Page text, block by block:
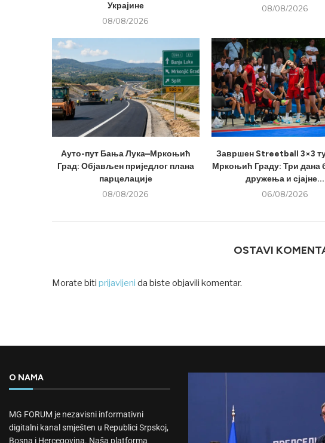
Украјине
08/08/2026
08/08/2026
Ауто-пут Бања Лука–Мркоњић
Град: Објављен приједлог плана
парцелације
08/08/2026
Завршен Streetball 3×3
Мркоњић Граду: Три дана
дружења и сјајне...
06/08/2026
OSTAVI
Morate biti prijavljeni da biste objavili komentar.
O NAMA
MG FORUM je nezavisni informativni
digitalni kanal smješten u Republici Srpskoj,
Bosna i Hercegovina. Naša platforma